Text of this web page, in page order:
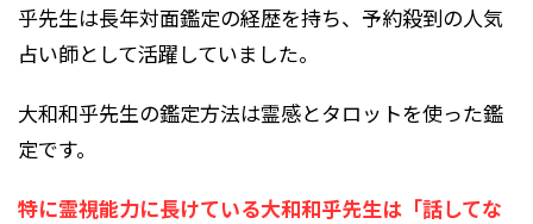
乎先生は長年対面鑑定の経歴を持ち、予約殺到の人気
占い師として活躍していました。
大和和乎先生の鑑定方法は霊感とタロットを使った鑑
定です。
特に霊視能力に長けている大和和乎先生は「話してな